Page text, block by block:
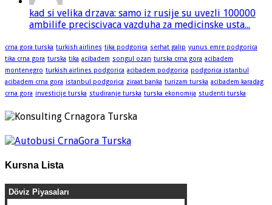
kad si velika drzava: samo iz rusije su uvezli 100000
ambilife preciscivaca vazduha za medicinske usta...
crna gora turska turkish airlines tika podgorica serhat galip yunus emre podgorica
tika crna gora turska tika acibadem songul ozan turska crna gora acibadem
montenegro turkish airlines podgorica acibadem podgorica podgorica istanbul
acibadem crna gora istanbul podgorica ziraat banka turizam turska acibadem karadag
crna gora investicije turska studiranje turska turska ekonomija studenti turska
Kursna Lista